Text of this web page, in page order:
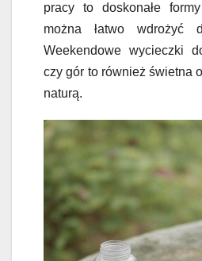
pracy to doskonałe
można łatwo wdrożyć
Weekendowe wycieczki
czy gór to również świetna
naturą.